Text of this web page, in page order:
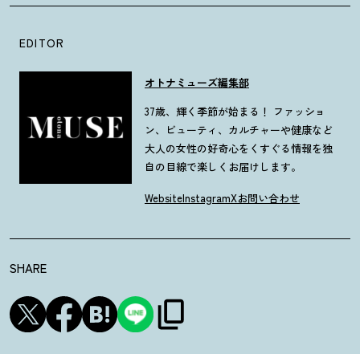
EDITOR
オトナミューズ編集部
37歳、輝く季節が始まる！ ファッショ
ン、ビューティ、カルチャーや健康など
大人の女性の好奇心をくすぐる情報を独
自の目線で楽しくお届けします。
WebsiteInstagramXお問い合わせ
SHARE